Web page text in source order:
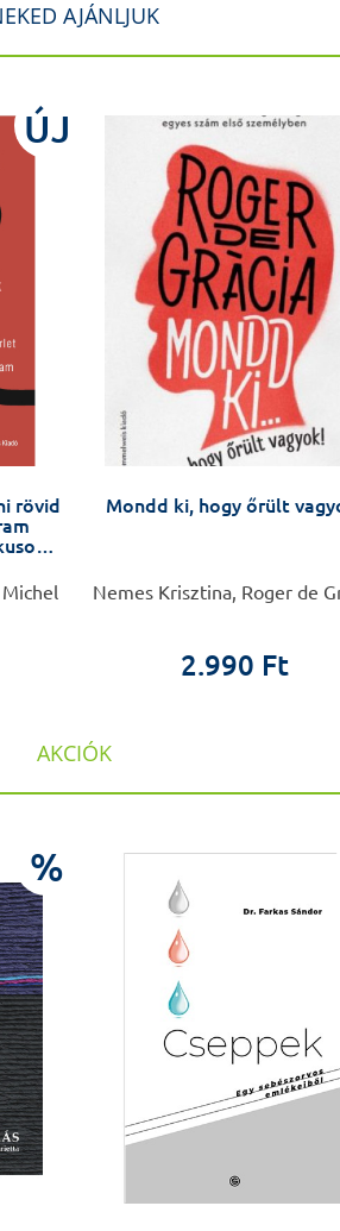
AJÁNLJUK
ÚJ
rövid
Mondd ki, hogy őrült
Nemes Krisztina, Roger de
2.990 Ft
AKCIÓK
%